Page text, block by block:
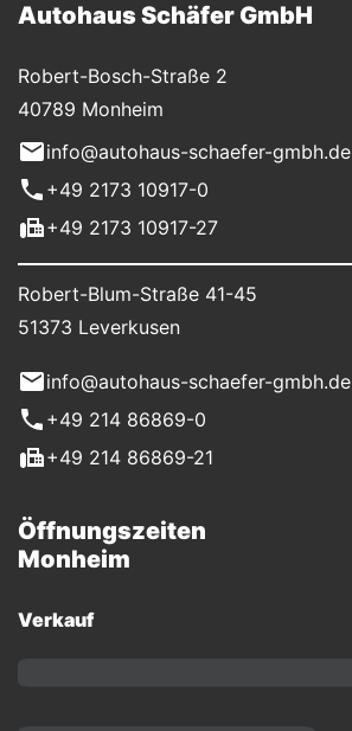
Autohaus Schäfer GmbH
Robert-Bosch-Straße 2
40789 Monheim
info@autohaus-schaefer-gmbh.de
+49 2173 10917-0
+49 2173 10917-27
Robert-Blum-Straße 41-45
51373 Leverkusen
info@autohaus-schaefer-gmbh.de
+49 214 86869-0
+49 214 86869-21
Öffnungszeiten
Monheim
Verkauf